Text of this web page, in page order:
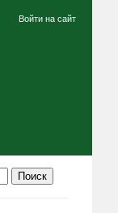
Войти на сайт